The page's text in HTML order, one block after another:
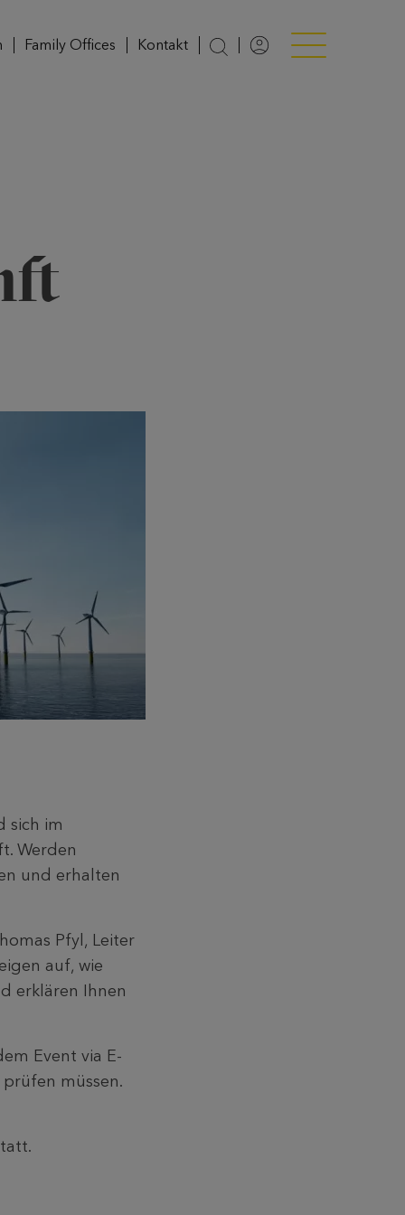
Family Offices Kontakt
LoginMenü anzeigen/
sich im
Werden
und erhalten
Pfyl, Leiter
auf, wie
erklären Ihnen
Event via E-
müssen.